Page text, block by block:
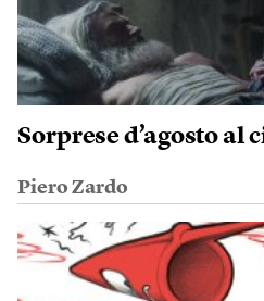
Sorprese d’agosto al
Piero Zardo